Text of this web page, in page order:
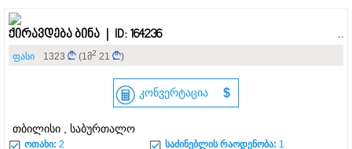
ქირავდება ბინა | ID: 164236 ..
ფასი 1323 (1მ2 21 )
კონვერტაცია $
თბილისი , საბურთალო
ოთახი: 2 საძინებლის რაოდენობა: 1